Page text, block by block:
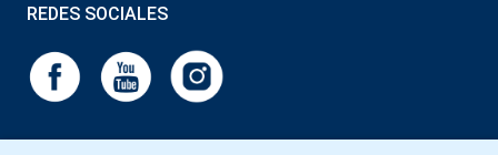
REDES SOCIALES